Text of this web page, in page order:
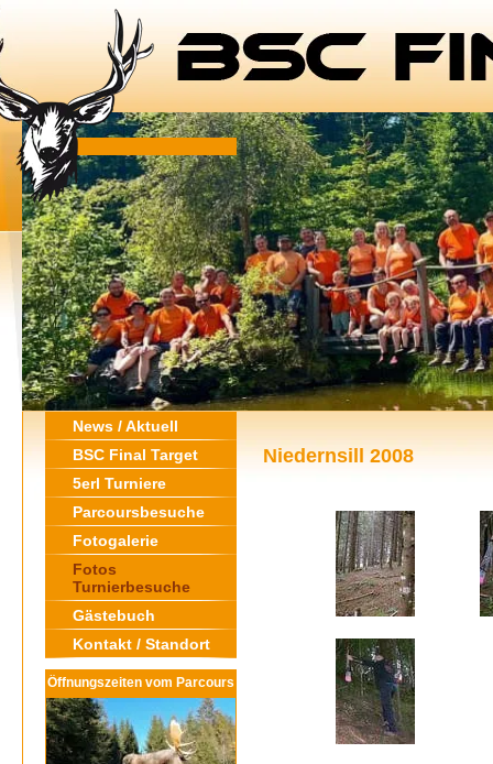
News / Aktuell
BSC Final Target
5erl Turniere
Parcoursbesuche
Fotogalerie
Fotos
Turnierbesuche
Gästebuch
Kontakt / Standort
Öffnungszeiten vom Parcours
Niedernsill 2008